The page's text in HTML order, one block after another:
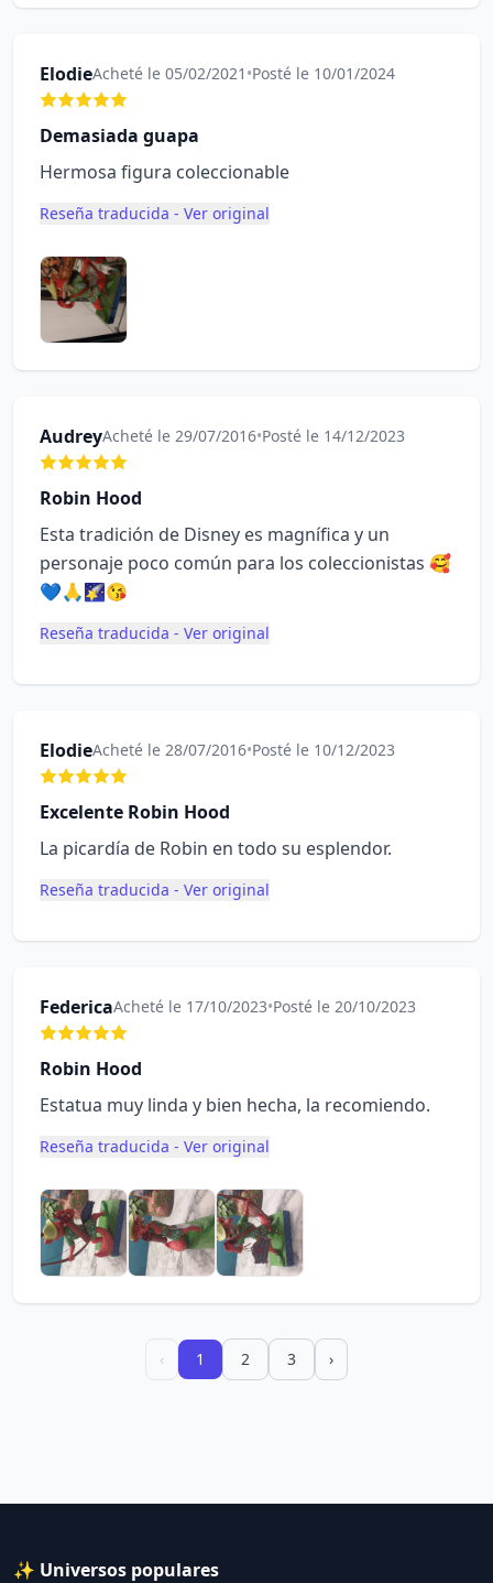
ElodieAcheté le 05/02/2021 •Posté le 10/01/2024
Demasiada guapa
Hermosa figura coleccionable
Reseña traducida - Ver original
AudreyAcheté le 29/07/2016•Posté le 14/12/2023
Robin Hood
Esta tradición de Disney es magnífica y un
personaje poco común para los coleccionistas 🥰
💙🙏🌠😘
Reseña traducida - Ver original
ElodieAcheté le 28/07/2016•Posté le 10/12/2023
Excelente Robin Hood
La picardía de Robin en todo su esplendor.
Reseña traducida - Ver original
FedericaAcheté le 17/10/2023•Posté le 20/10/2023
Robin Hood
Estatua muy linda y bien hecha, la recomiendo.
Reseña traducida - Ver original
‹ 1 2 3 ›
✨ Universos populares